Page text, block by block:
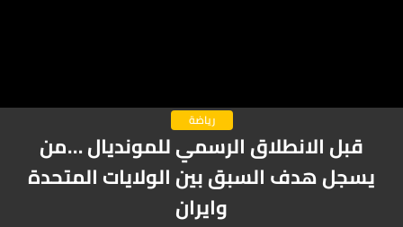
رياضة
قبل الانطلاق الرسمي للمونديال …من
يسجل هدف السبق بين الولايات المتحدة
وايران